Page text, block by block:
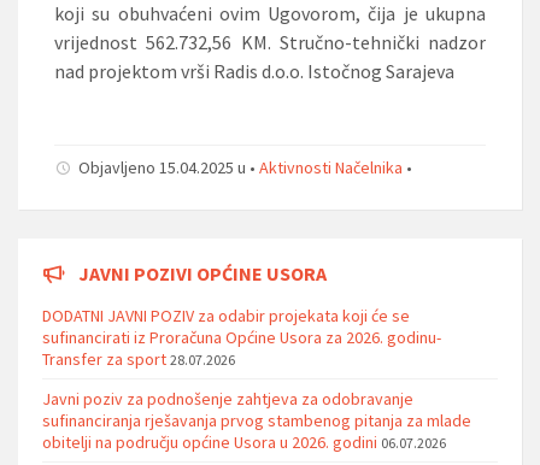
koji su obuhvaćeni ovim Ugovorom, čija je ukupna
vrijednost 562.732,56 KM. Stručno-tehnički nadzor
nad projektom vrši Radis d.o.o. Istočnog Sarajeva
Objavljeno 15.04.2025 u • Aktivnosti Načelnika •
JAVNI POZIVI OPĆINE USORA
DODATNI JAVNI POZIV za odabir projekata koji će se
sufinancirati iz Proračuna Općine Usora za 2026. godinu-
Transfer za sport 28.07.2026
Javni poziv za podnošenje zahtjeva za odobravanje
sufinanciranja rješavanja prvog stambenog pitanja za mlade
obitelji na području općine Usora u 2026. godini 06.07.2026